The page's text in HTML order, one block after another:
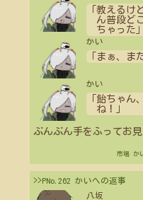
「教えるけ
ん普段ど
ちゃった」
かい
「まぁ、ま
かい
「飴ちゃん
ね！」
ぶんぶん手をふってお見
市場 か
>>PNo.262 かいへの返事
八坂